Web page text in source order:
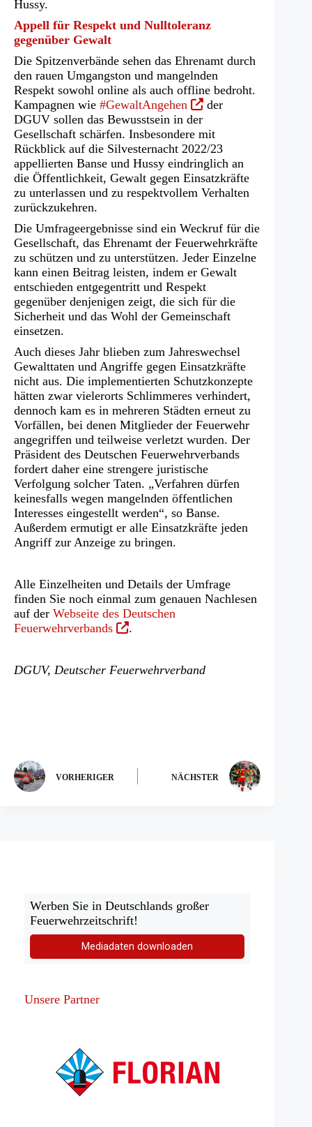
Hussy.
Appell für Respekt und Nulltoleranz
gegenüber Gewalt
Die Spitzenverbände sehen das Ehrenamt durch
den rauen Umgangston und mangelnden
Respekt sowohl online als auch offline bedroht.
Kampagnen wie #GewaltAngehen (Öffnet
in
einem
neuen
Tab)
der
DGUV sollen das Bewusstsein in der
Gesellschaft schärfen. Insbesondere mit
Rückblick auf die Silvesternacht 2022/23
appellierten Banse und Hussy eindringlich an
die Öffentlichkeit, Gewalt gegen Einsatzkräfte
zu unterlassen und zu respektvollem Verhalten
zurückzukehren.
Die Umfrageergebnisse sind ein Weckruf für die
Gesellschaft, das Ehrenamt der Feuerwehrkräfte
zu schützen und zu unterstützen. Jeder Einzelne
kann einen Beitrag leisten, indem er Gewalt
entschieden entgegentritt und Respekt
gegenüber denjenigen zeigt, die sich für die
Sicherheit und das Wohl der Gemeinschaft
einsetzen.
Auch dieses Jahr blieben zum Jahreswechsel
Gewalttaten und Angriffe gegen Einsatzkräfte
nicht aus. Die implementierten Schutzkonzepte
hätten zwar vielerorts Schlimmeres verhindert,
dennoch kam es in mehreren Städten erneut zu
Vorfällen, bei denen Mitglieder der Feuerwehr
angegriffen und teilweise verletzt wurden. Der
Präsident des Deutschen Feuerwehrverbands
fordert daher eine strengere juristische
Verfolgung solcher Taten. „Verfahren dürfen
keinesfalls wegen mangelnden öffentlichen
Interesses eingestellt werden“, so Banse.
Außerdem ermutigt er alle Einsatzkräfte jeden
Angriff zur Anzeige zu bringen.
Alle Einzelheiten und Details der Umfrage
finden Sie noch einmal zum genauen Nachlesen
auf der Webseite des Deutschen
Feuerwehrverbands(Öffnet
neuen
.
DGUV, Deutscher Feuerwehrverband
VORHERIGER NÄCHSTER
Werben Sie in Deutschlands großer
Feuerwehrzeitschrift!
Mediadaten downloaden
Unsere Partner